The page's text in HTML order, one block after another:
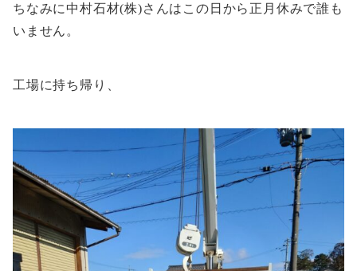
ちなみに中村石材(株)さんはこの日から正月休みで誰も
いません。
工場に持ち帰り、